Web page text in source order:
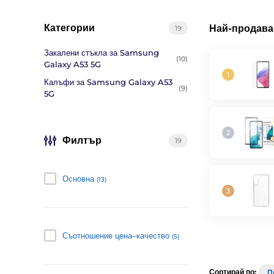
Най-
19
Категории
Закалени стъкла за Samsung
Galaxy A53 5G
(10)
Калъфи за Samsung Galaxy A53
5G
(9)
Филтър 19
Основна (13)
Съотношение цена–качество (5)
Сортирай по: